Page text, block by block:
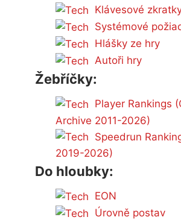
Klávesové
Systémové
Hlášky ze hry
Autoři hry
Žebříčky:
Player Rankings
Archive 2011-2026)
Speedrun
2019-2026)
Do hloubky:
EON
Úrovně postav